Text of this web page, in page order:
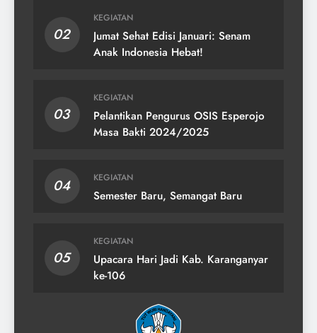
02
KEGIATAN
Jumat Sehat Edisi Januari: Senam
Anak Indonesia Hebat!
03
KEGIATAN
Pelantikan Pengurus OSIS Esperojo
Masa Bakti 2024/2025
04 KEGIATAN
Semester Baru, Semangat Baru
05
KEGIATAN
Upacara Hari Jadi Kab. Karanganyar
ke-106